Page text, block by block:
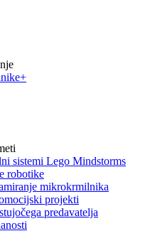
sistemi Lego Mindstorms
robotike
mikrokrmilnika
projekti
predavatelja